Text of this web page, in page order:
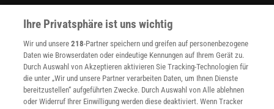
Ihre Privatsphäre ist uns wichtig
Wir und unsere218-Partner speichern und greifen auf personenbezogene
Daten wie Browserdaten oder eindeutige Kennungen auf Ihrem Gerät zu.
Durch Auswahl von Akzeptieren aktivieren Sie Tracking-Technologien für
die unter „Wir und unsere Partner verarbeiten Daten, um Ihnen Dienste
bereitzustellen“ aufgeführten Zwecke. Durch Auswahl von Alle ablehnen
oder Widerruf Ihrer Einwilligung werden diese deaktiviert. Wenn Tracker